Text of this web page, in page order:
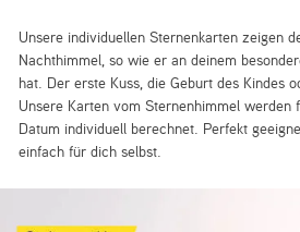
Unsere individuellen Sternenkarten zeigen
Nachthimmel, so wie er an deinem
hat. Der erste Kuss, die Geburt des Kindes
Unsere Karten vom Sternenhimmel werden
Datum individuell berechnet. Perfekt
einfach für dich selbst.